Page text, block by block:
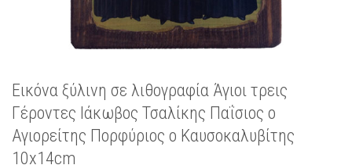
Εικόνα ξύλινη σε λιθογραφία Άγιοι τρεις
Γέροντες Ιάκωβος Τσαλίκης Παΐσιος ο
Αγιορείτης Πορφύριος ο Καυσοκαλυβίτης
10x14cm